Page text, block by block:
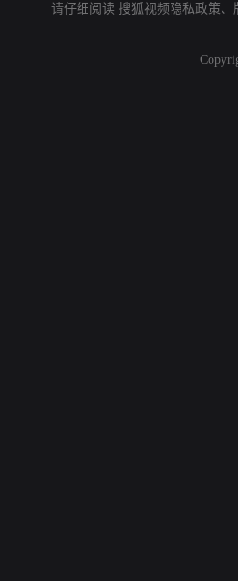
请仔细阅读 搜狐视频隐私政策、